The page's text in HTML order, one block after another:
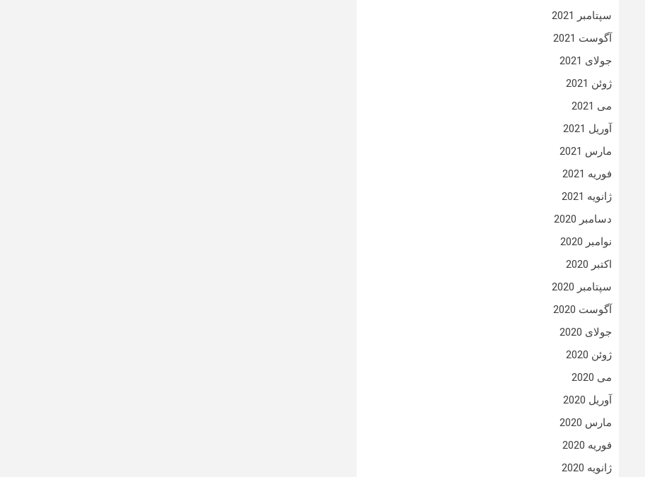
سپتامبر 2021
آگوست 2021
جولای 2021
ژوئن 2021
می 2021
آوریل 2021
مارس 2021
فوریه 2021
ژانویه 2021
دسامبر 2020
نوامبر 2020
اکتبر 2020
سپتامبر 2020
آگوست 2020
جولای 2020
ژوئن 2020
می 2020
آوریل 2020
مارس 2020
فوریه 2020
ژانویه 2020